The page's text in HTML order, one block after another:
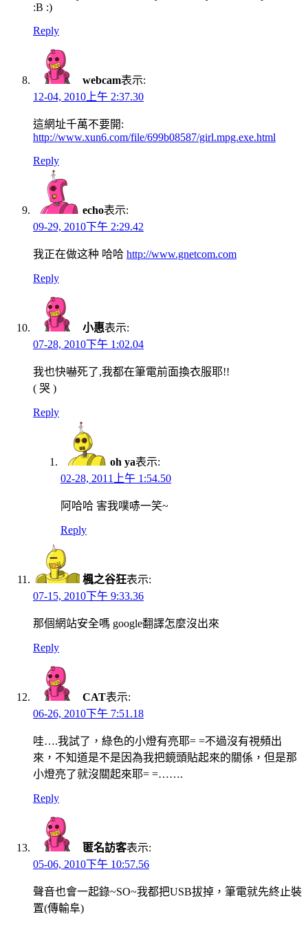
:B :)
Reply
webcam表示:
12-04, 2010上午 2:37.30
這網址千萬不要開:
http://www.xun6.com/file/699b08587/girl.mpg.exe.html
Reply
echo表示:
09-29, 2010下午 2:29.42
我正在做这种 哈哈 http://www.gnetcom.com
Reply
小惠表示:
07-28, 2010下午 1:02.04
我也快嚇死了,我都在筆電前面換衣服耶!!
( 哭 )
Reply
oh ya表示:
02-28, 2011上午 1:54.50
阿哈哈 害我噗哧一笑~
Reply
楓之谷狂表示:
07-15, 2010下午 9:33.36
那個網站安全嗎 google翻譯怎麼沒出來
Reply
CAT表示:
06-26, 2010下午 7:51.18
哇….我試了，綠色的小燈有亮耶= =不過沒有視頻出
來，不知道是不是因為我把鏡頭貼起來的關係，但是那
小燈亮了就沒關起來耶= =…….
Reply
匿名訪客表示:
05-06, 2010下午 10:57.56
聲音也會一起錄~SO~我都把USB拔掉，筆電就先終止裝
置(傳輸阜)